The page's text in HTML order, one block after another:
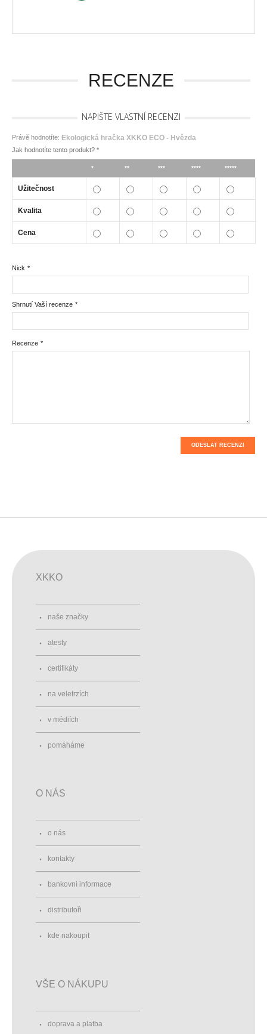
RECENZE
NAPIŠTE VLASTNÍ RECENZI
Právě hodnotíte: Ekologická hračka XKKO ECO - Hvězda
Jak hodnotíte tento produkt? *
* ** *** **** *****
Užitečnost
Kvalita
Cena
*
Nick
*
Shrnutí Vaší recenze
*
Recenze
ODESLAT RECENZI
XKKO
naše značky
atesty
certifikáty
na veletrzích
v médiích
pomáháme
O NÁS
o nás
kontakty
bankovní informace
distributoři
kde nakoupit
VŠE O NÁKUPU
doprava a platba